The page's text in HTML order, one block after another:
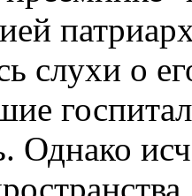
слухи о
Однако